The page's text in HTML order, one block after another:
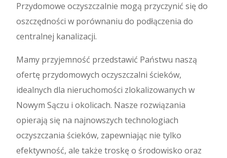
Przydomowe oczyszczalnie mogą przyczynić się do
oszczędności w porównaniu do podłączenia do
centralnej kanalizacji.
Mamy przyjemność przedstawić Państwu naszą
ofertę przydomowych oczyszczalni ścieków,
idealnych dla nieruchomości zlokalizowanych w
Nowym Sączu i okolicach. Nasze rozwiązania
opierają się na najnowszych technologiach
oczyszczania ścieków, zapewniając nie tylko
efektywność, ale także troskę o środowisko oraz